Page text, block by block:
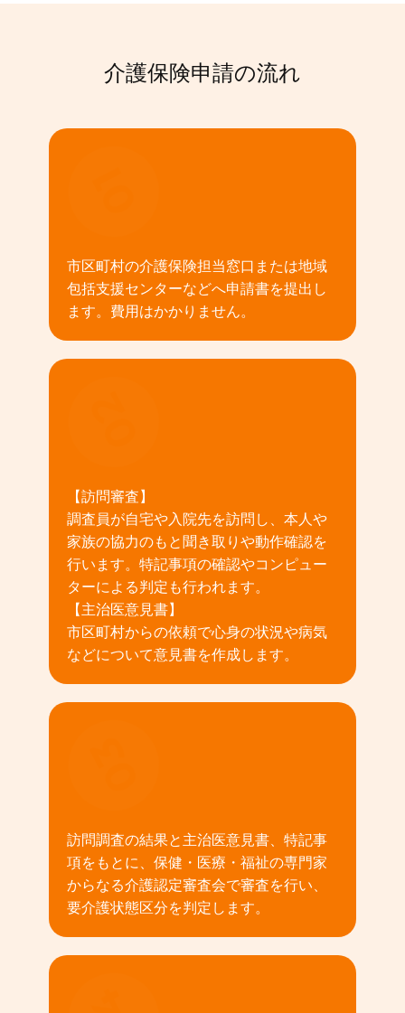
介護保険申請の流れ
市区町村の介護保険担当窓口または地域
包括支援センターなどへ申請書を提出し
ます。費用はかかりません。
【訪問審査】
調査員が自宅や入院先を訪問し、本人や
家族の協力のもと聞き取りや動作確認を
行います。特記事項の確認やコンピュー
ターによる判定も行われます。
【主治医意見書】
市区町村からの依頼で心身の状況や病気
などについて意見書を作成します。
訪問調査の結果と主治医意見書、特記事
項をもとに、保健・医療・福祉の専門家
からなる介護認定審査会で審査を行い、
要介護状態区分を判定します。